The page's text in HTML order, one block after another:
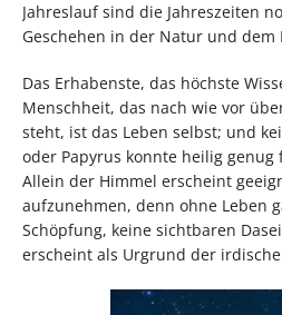
Jahreslauf sind die Jahreszeiten
Geschehen in der Natur und
Das Erhabenste, das höchste
Menschheit, das nach wie vor
steht, ist das Leben selbst; und
oder Papyrus konnte heilig
Allein der Himmel erscheint
aufzunehmen, denn ohne Leben
Schöpfung, keine sichtbaren
erscheint als Urgrund der